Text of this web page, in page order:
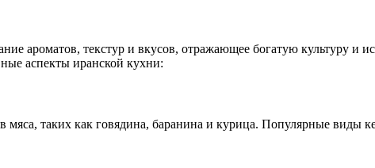
ароматов, текстур и вкусов, отражающее богатую культуру и
аспекты иранской кухни:
мяса, таких как говядина, баранина и курица. Популярные виды